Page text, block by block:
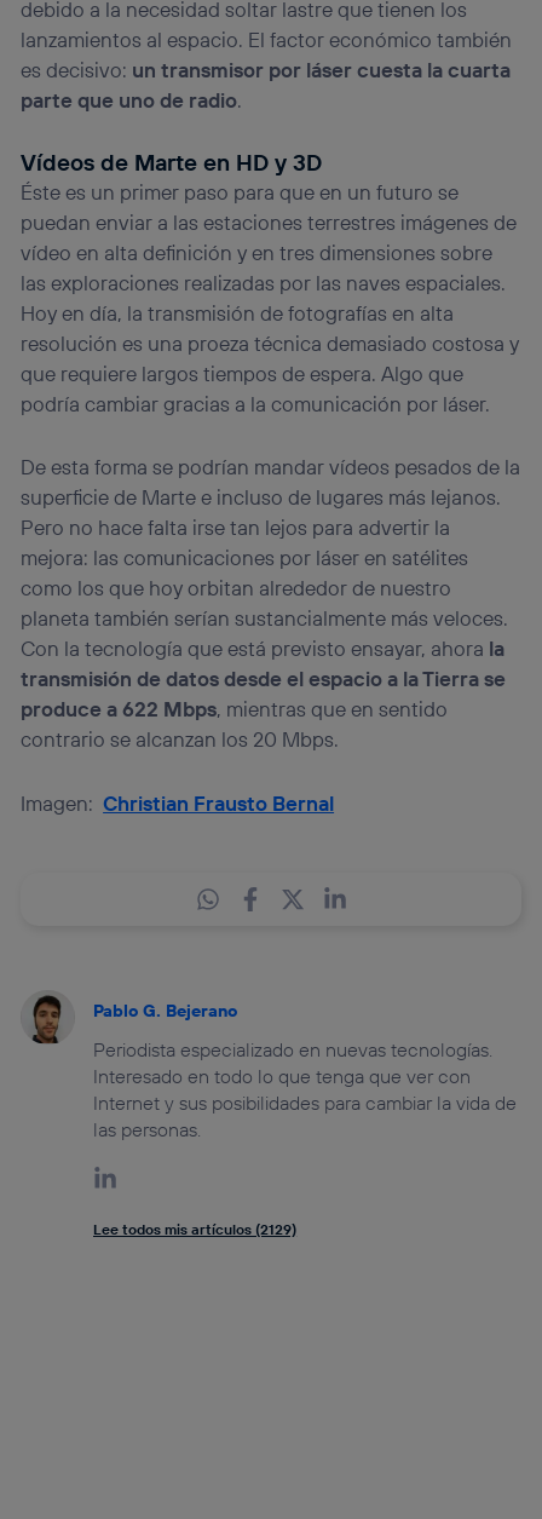
debido a la necesidad soltar lastre que tienen los
lanzamientos al espacio. El factor económico también
es decisivo: un transmisor por láser cuesta la cuarta
parte que uno de radio.
Vídeos de Marte en HD y 3D
Éste es un primer paso para que en un futuro se
puedan enviar a las estaciones terrestres imágenes de
vídeo en alta definición y en tres dimensiones sobre
las exploraciones realizadas por las naves espaciales.
Hoy en día, la transmisión de fotografías en alta
resolución es una proeza técnica demasiado costosa y
que requiere largos tiempos de espera. Algo que
podría cambiar gracias a la comunicación por láser.
De esta forma se podrían mandar vídeos pesados de la
superficie de Marte e incluso de lugares más lejanos.
Pero no hace falta irse tan lejos para advertir la
mejora: las comunicaciones por láser en satélites
como los que hoy orbitan alrededor de nuestro
planeta también serían sustancialmente más veloces.
Con la tecnología que está previsto ensayar, ahora la
transmisión de datos desde el espacio a la Tierra se
produce a 622 Mbps, mientras que en sentido
contrario se alcanzan los 20 Mbps.
Imagen:Christian Frausto Bernal
Pablo G. Bejerano
Periodista especializado en nuevas tecnologías.
Interesado en todo lo que tenga que ver con
Internet y sus posibilidades para cambiar la vida de
las personas.
Lee todos mis artículos (2129)